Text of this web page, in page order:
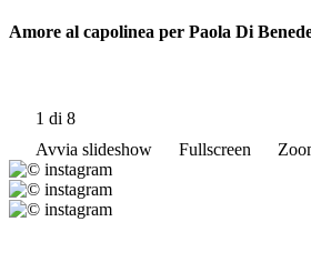
Amore al capolinea per Paola Di
1 di 8
Avvia slideshow
Fullscreen